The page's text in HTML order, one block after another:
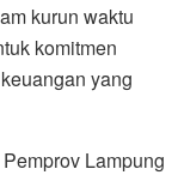
kurun waktu
komitmen
yang
Lampung